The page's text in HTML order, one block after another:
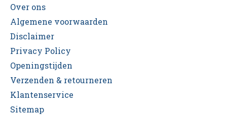
Over ons
Algemene voorwaarden
Disclaimer
Privacy Policy
Openingstijden
Verzenden & retourneren
Klantenservice
Sitemap